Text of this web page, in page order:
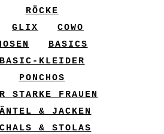
RÖCKE
GLIX
COWO
BASICS
BASIC-KLEIDER
PONCHOS
STARKE FRAUEN
& JACKEN
& STOLAS